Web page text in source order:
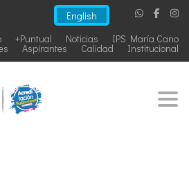
English
IPS María Cano
Noticias
+Puntual
Institucional
Calidad
Aspirantes